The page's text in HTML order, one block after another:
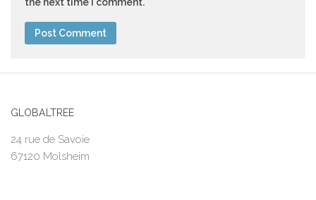
GLOBALTREE
24 rue de Savoie
67120 Molsheim